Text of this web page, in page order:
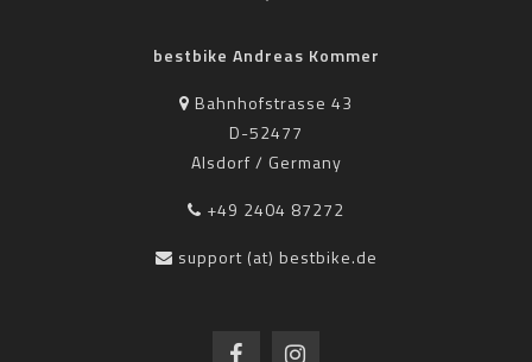
bestbike Andreas Kommer
Bahnhofstrasse 43
D-52477
Alsdorf / Germany
+49 2404 87272
support (at) bestbike.de